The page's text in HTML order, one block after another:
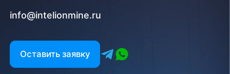
info@intelionmine.ru
Оставить заявку